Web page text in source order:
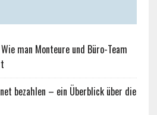
man Monteure und Büro-Team
bezahlen – ein Überblick über die